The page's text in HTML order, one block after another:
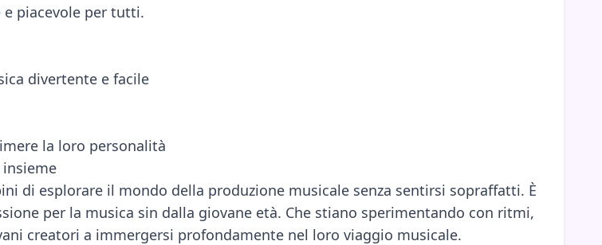
piacevole per tutti.
divertente e facile
la loro personalità
di esplorare il mondo della produzione musicale senza sentirsi sopraffatti. È
per la musica sin dalla giovane età. Che stiano sperimentando con ritmi,
creatori a immergersi profondamente nel loro viaggio musicale.